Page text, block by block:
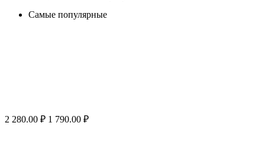
Самые популярные
2 280.00 ₽ 1 790.00 ₽